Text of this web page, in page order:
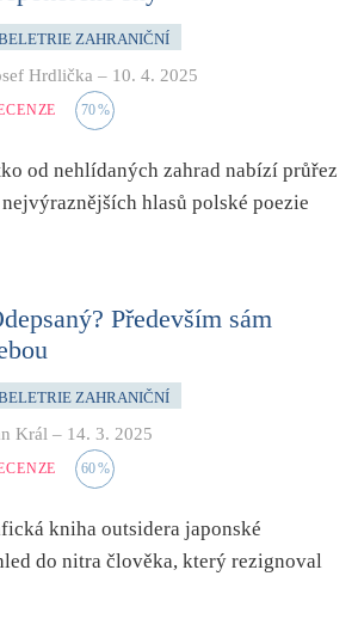
ZAHRANIČNÍ
Hrdlička – 10. 4. 2025
70%
od nehlídaných zahrad nabízí průřez
hlasů polské poezie
Především sám
ZAHRANIČNÍ
Král – 14. 3. 2025
60%
kniha outsidera japonské
do nitra člověka, který rezignoval